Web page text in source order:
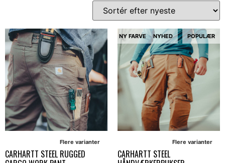
Flere varianter
CARHARTT STEEL RUGGED
NY FARVE NYHED POPULÆR
Flere varianter
CARHARTT STEEL